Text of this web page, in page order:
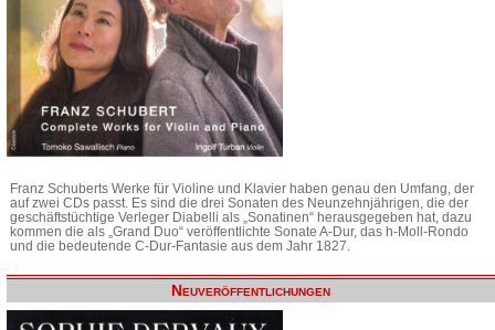
Franz Schuberts Werke für Violine und Klavier haben genau den Umfang, der
auf zwei CDs passt. Es sind die drei Sonaten des Neunzehnjährigen, die der
geschäftstüchtige Verleger Diabelli als „Sonatinen“ herausgegeben hat, dazu
kommen die als „Grand Duo“ veröffentlichte Sonate A-Dur, das h-Moll-Rondo
und die bedeutende C-Dur-Fantasie aus dem Jahr 1827.
Neuveröffentlichungen